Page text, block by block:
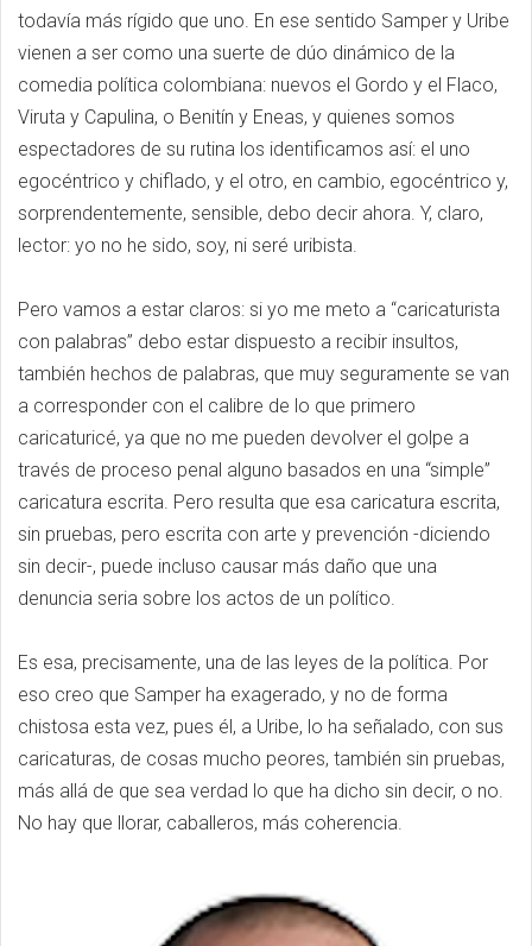
todavía más rígido que uno. En ese sentido Samper y Uribe
vienen a ser como una suerte de dúo dinámico de la
comedia política colombiana: nuevos el Gordo y el Flaco,
Viruta y Capulina, o Benitín y Eneas, y quienes somos
espectadores de su rutina los identificamos así: el uno
egocéntrico y chiflado, y el otro, en cambio, egocéntrico y,
sorprendentemente, sensible, debo decir ahora. Y, claro,
lector: yo no he sido, soy, ni seré uribista.
Pero vamos a estar claros: si yo me meto a “caricaturista
con palabras” debo estar dispuesto a recibir insultos,
también hechos de palabras, que muy seguramente se van
a corresponder con el calibre de lo que primero
caricaturicé, ya que no me pueden devolver el golpe a
través de proceso penal alguno basados en una “simple”
caricatura escrita. Pero resulta que esa caricatura escrita,
sin pruebas, pero escrita con arte y prevención -diciendo
sin decir-, puede incluso causar más daño que una
denuncia seria sobre los actos de un político.
Es esa, precisamente, una de las leyes de la política. Por
eso creo que Samper ha exagerado, y no de forma
chistosa esta vez, pues él, a Uribe, lo ha señalado, con sus
caricaturas, de cosas mucho peores, también sin pruebas,
más allá de que sea verdad lo que ha dicho sin decir, o no.
No hay que llorar, caballeros, más coherencia.